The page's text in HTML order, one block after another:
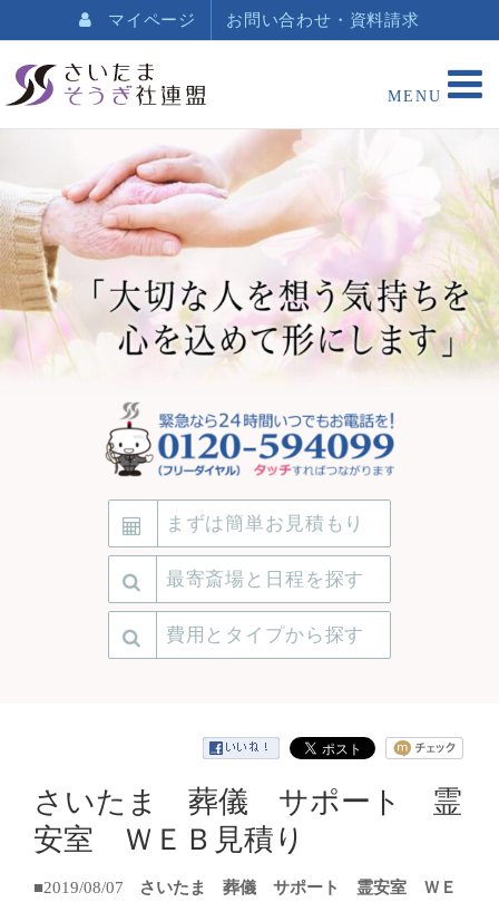
マイページ お問い合わせ・資料請求
まずは簡単お見積もり
最寄斎場と日程を探す
費用とタイプから探す
さいたま 葬儀 サポート 霊
安室 ＷＥＢ見積り
■2019/08/07
さいたま 葬儀 サポート 霊安室 ＷＥ